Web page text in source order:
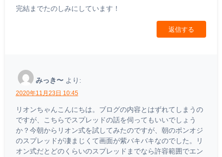
完結までたのしみにしています！
返信する
みっき〜 より:
2020年11月23日 10:45
リオンちゃんこんにちは。ブログの内容とはずれてしまうの
ですが、こちらでスプレッドの話を伺ってもいいでしょう
か？今朝からリオン式を試してみたのですが、朝のポンオジ
のスプレッドが凄まじくて画面が紫バキバキなのでした。リ
オン式だとどのくらいのスプレッドまでなら許容範囲でエン